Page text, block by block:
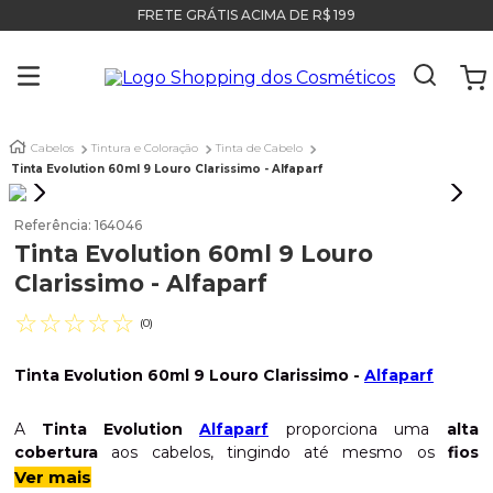
FRETE GRÁTIS ACIMA DE R$ 199
Cabelos Tintura e Coloração
Tinta de Cabelo
Tinta Evolution 60ml 9 Louro Clarissimo - Alfaparf
Referência: 164046
Tinta Evolution 60ml 9 Louro
Clarissimo - Alfaparf
☆☆☆☆☆ (0)
Tinta Evolution 60ml 9 Louro Clarissimo - Alfaparf
A Tinta Evolution Alfaparf proporciona uma alta
cobertura aos cabelos, tingindo até mesmo os fios
brancos. Além de deixar aquele aspecto
Ver mais